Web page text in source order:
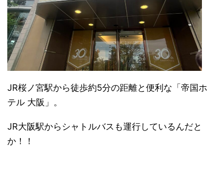
JR桜ノ宮駅から徒歩約5分の距離と便利な「帝国ホ
テル 大阪」。
JR大阪駅からシャトルバスも運行しているんだと
か！！